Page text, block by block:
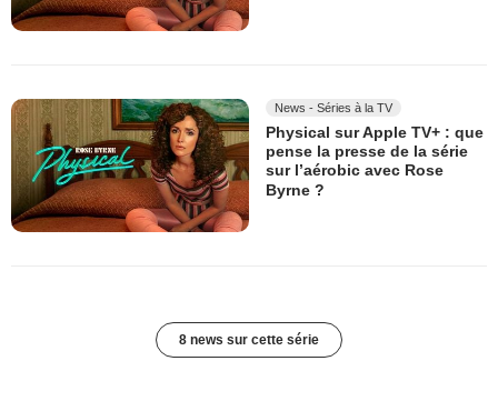
News - Séries à la TV
Physical sur Apple TV+ : que
pense la presse de la série
sur l’aérobic avec Rose
Byrne ?
8 news sur cette série